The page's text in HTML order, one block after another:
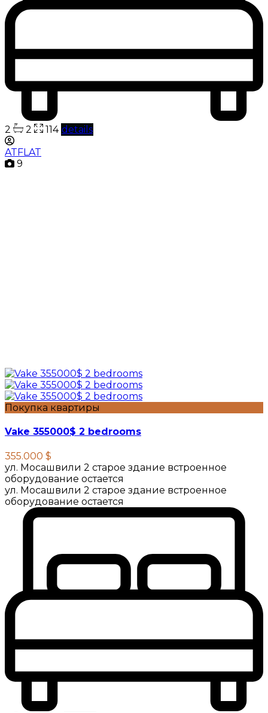
2 2 114 details
ATFLAT
9
Покупка квартиры
Vake 355000$ 2 bedrooms
355.000 $
ул. Мосашвили 2 старое здание встроенное
оборудование остается
ул. Мосашвили 2 старое здание встроенное
оборудование остается